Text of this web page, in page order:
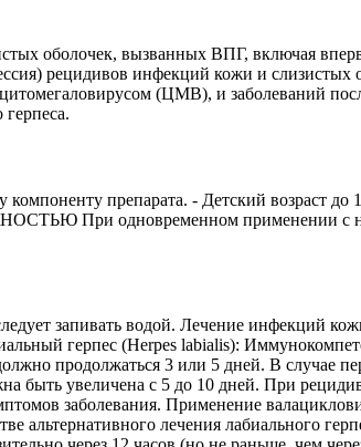
оболочек, вызванных ВПГ, включая
рецидивов инфекций кожи и
(ЦМВ), и заболеваний
препарата. - Детский возраст до
При одновременном применении с
запивать водой. Лечение инфекций
герпес (Herpes labialis):
продолжаться 3 или 5 дней. В случае
быть увеличена с 5 до 10 дней. При
заболевания. Применение
лечения лабиального